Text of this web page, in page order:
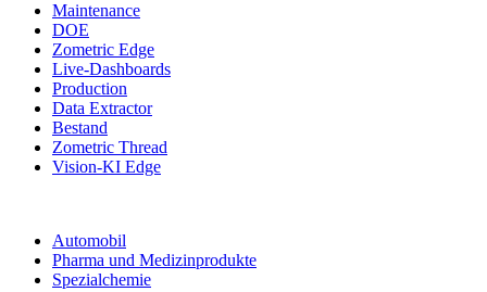
Maintenance
DOE
Zometric Edge
Live-Dashboards
Production
Data Extractor
Bestand
Zometric Thread
Vision-KI Edge
Automobil
Pharma und Medizinprodukte
Spezialchemie